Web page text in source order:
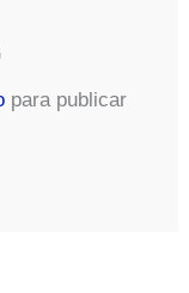
para publicar